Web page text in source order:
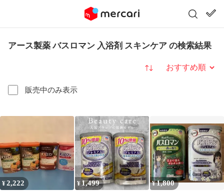
アース製薬 バスロマン 入浴剤 スキンケア の検索結果
販売中のみ表示
並び替え
¥2,222 ¥1,499 ¥1,800